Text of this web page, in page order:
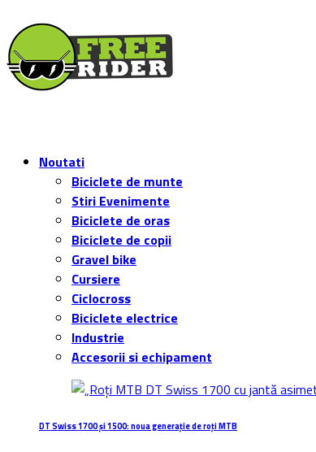
Noutati
Biciclete de munte
Stiri Evenimente
Biciclete de oras
Biciclete de copii
Gravel bike
Cursiere
Ciclocross
Biciclete electrice
Industrie
Accesorii si echipament
DT Swiss 1700 și 1500: noua generație de roți MTB